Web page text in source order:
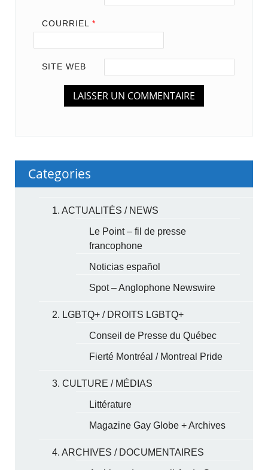
COURRIEL *
SITE WEB
Categories
1. ACTUALITÉS / NEWS
Le Point – fil de presse
francophone
Noticias español
Spot – Anglophone Newswire
2. LGBTQ+ / DROITS LGBTQ+
Conseil de Presse du Québec
Fierté Montréal / Montreal Pride
3. CULTURE / MÉDIAS
Littérature
Magazine Gay Globe + Archives
4. ARCHIVES / DOCUMENTAIRES